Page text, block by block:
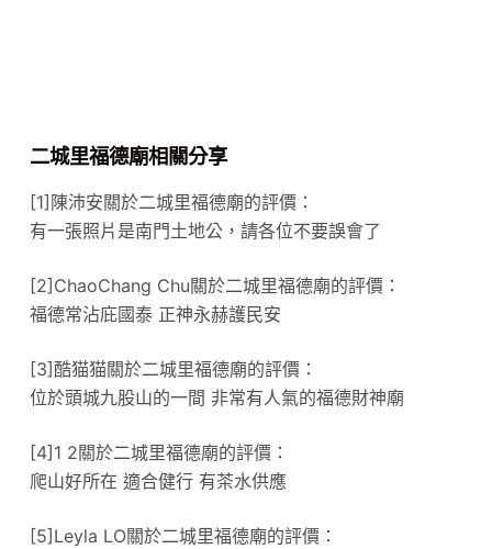
二城里福德廟相關分享
[1]陳沛安關於二城里福德廟的評價：
有一張照片是南門土地公，請各位不要誤會了
[2]ChaoChang Chu關於二城里福德廟的評價：
福德常沾庇國泰 正神永赫護民安
[3]酷猫猫關於二城里福德廟的評價：
位於頭城九股山的一間 非常有人氣的福德財神廟
[4]1 2關於二城里福德廟的評價：
爬山好所在 適合健行 有茶水供應
[5]Leyla LO關於二城里福德廟的評價：